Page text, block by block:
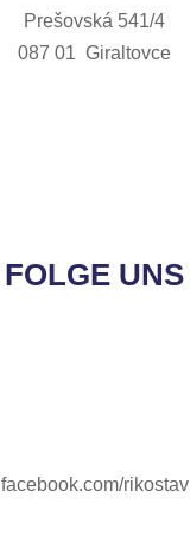
Prešovská 541/4
087 01 Giraltovce
FOLGE UNS
facebook.com/rikostav